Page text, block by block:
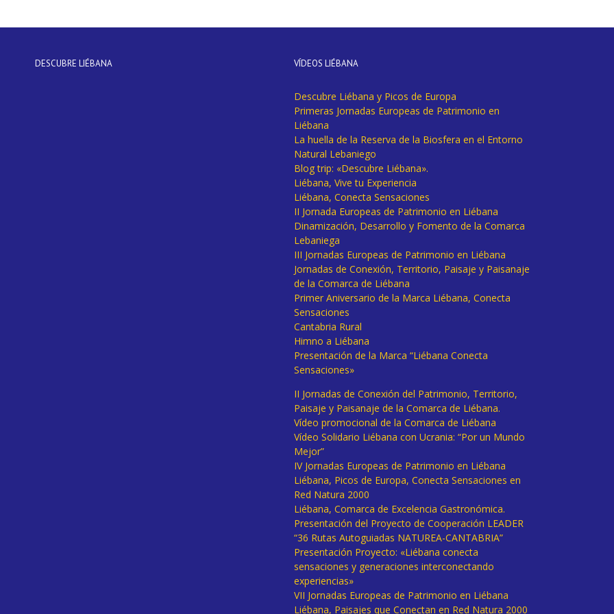
DESCUBRE LIÉBANA VÍDEOS LIÉBANA
Descubre Liébana y Picos de Europa
Primeras Jornadas Europeas de Patrimonio en
Liébana
La huella de la Reserva de la Biosfera en el Entorno
Natural Lebaniego
Blog trip: «Descubre Liébana».
Liébana, Vive tu Experiencia
Liébana, Conecta Sensaciones
II Jornada Europeas de Patrimonio en Liébana
Dinamización, Desarrollo y Fomento de la Comarca
Lebaniega
III Jornadas Europeas de Patrimonio en Liébana
Jornadas de Conexión, Territorio, Paisaje y Paisanaje
de la Comarca de Liébana
Primer Aniversario de la Marca Liébana, Conecta
Sensaciones
Cantabria Rural
Himno a Liébana
Presentación de la Marca “Liébana Conecta
Sensaciones»
II Jornadas de Conexión del Patrimonio, Territorio,
Paisaje y Paisanaje de la Comarca de Liébana.
Vídeo promocional de la Comarca de Liébana
Vídeo Solidario Liébana con Ucrania: “Por un Mundo
Mejor”
IV Jornadas Europeas de Patrimonio en Liébana
Liébana, Picos de Europa, Conecta Sensaciones en
Red Natura 2000
Liébana, Comarca de Excelencia Gastronómica.
Presentación del Proyecto de Cooperación LEADER
“36 Rutas Autoguiadas NATUREA-CANTABRIA”
Presentación Proyecto: «Liébana conecta
sensaciones y generaciones interconectando
experiencias»
VII Jornadas Europeas de Patrimonio en Liébana
Liébana, Paisajes que Conectan en Red Natura 2000